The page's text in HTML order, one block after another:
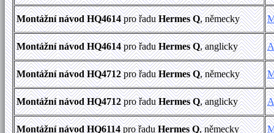
Montážní návod HQ4614pro řaduHermes Q, německy
Montážní návod HQ4614pro řaduHermes Q, anglicky
Montážní návod HQ4712pro řaduHermes Q, německy
Montážní návod HQ4712pro řaduHermes Q, anglicky
Montážní návod HQ6114pro řaduHermes Q, německy